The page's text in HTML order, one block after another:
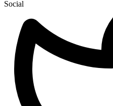
Social